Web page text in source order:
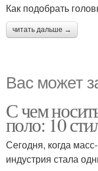
Как подобрать
читать дальше →
Вас может
С чем
поло: 10
Сегодня, когда
индустрия стала